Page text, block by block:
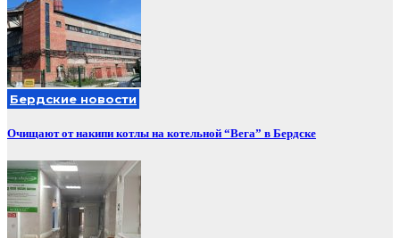
Бердские новости
Очищают от накипи котлы на котельной “Вега” в Бердске